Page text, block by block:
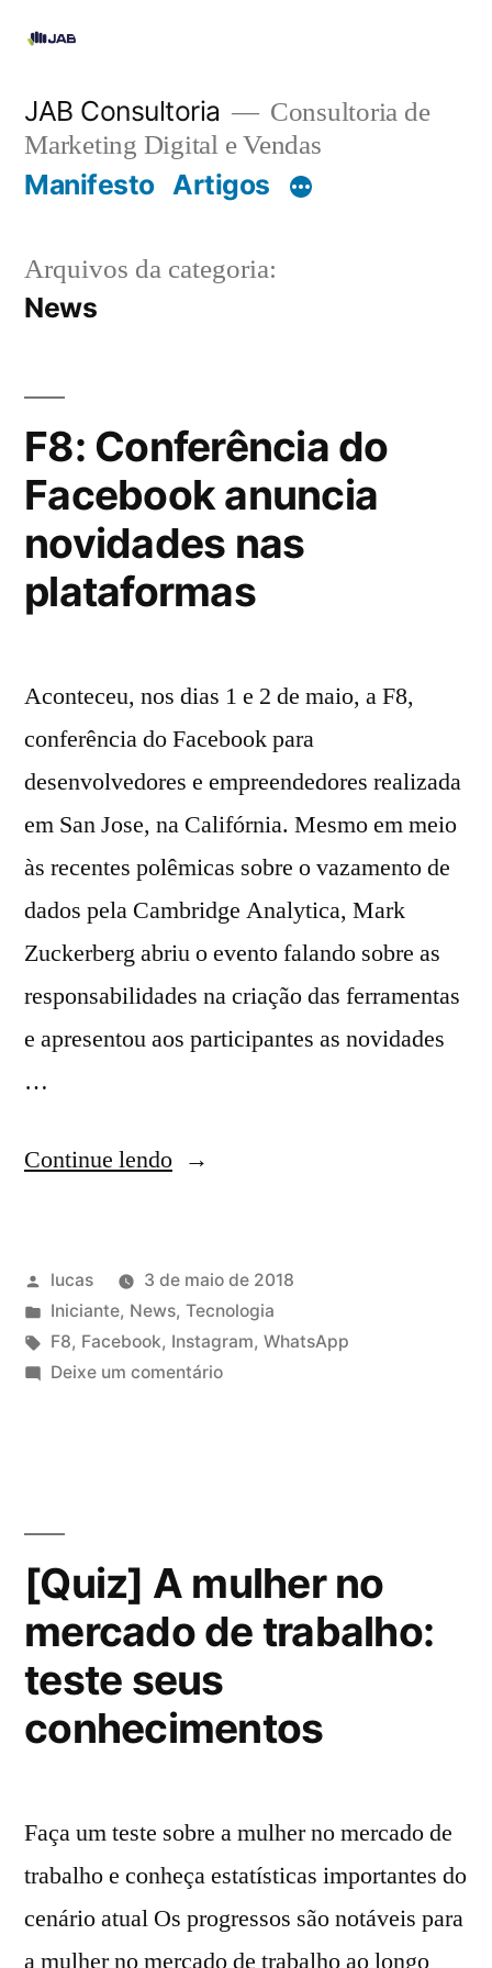
JAB Consultoria
Consultoria de
Marketing Digital e Vendas
Manifesto Artigos
Arquivos da categoria:
News
F8: Conferência do
Facebook anuncia
novidades nas
plataformas
Aconteceu, nos dias 1 e 2 de maio, a F8,
conferência do Facebook para
desenvolvedores e empreendedores realizada
em San Jose, na Califórnia. Mesmo em meio
às recentes polêmicas sobre o vazamento de
dados pela Cambridge Analytica, Mark
Zuckerberg abriu o evento falando sobre as
responsabilidades na criação das ferramentas
e apresentou aos participantes as novidades
…
Continue lendo
lucas
3 de maio de 2018
Iniciante, News, Tecnologia
F8, Facebook, Instagram, WhatsApp
Deixe um comentário
[Quiz] A mulher no
mercado de trabalho:
teste seus
conhecimentos
Faça um teste sobre a mulher no mercado de
trabalho e conheça estatísticas importantes do
cenário atual Os progressos são notáveis para
a mulher no mercado de trabalho ao longo